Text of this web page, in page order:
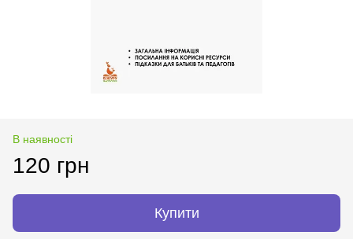
В наявності
120 грн
Купити